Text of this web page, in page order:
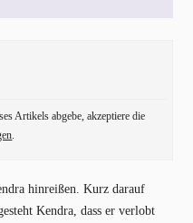
Artikels abgebe, akzeptiere die
.
hinreißen. Kurz darauf
Kendra, dass er verlobt